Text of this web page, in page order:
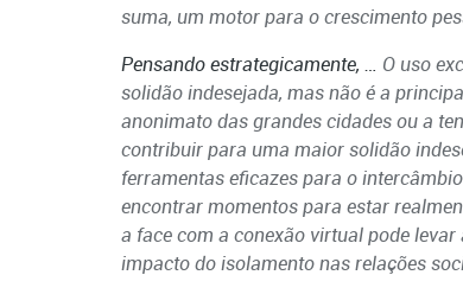
suma, um motor para o crescimento
Pensando estrategicamente, … O uso
solidão indesejada, mas não é a
anonimato das grandes cidades ou a
contribuir para uma maior solidão
ferramentas eficazes para o
encontrar momentos para estar
a face com a conexão virtual pode
impacto do isolamento nas relações